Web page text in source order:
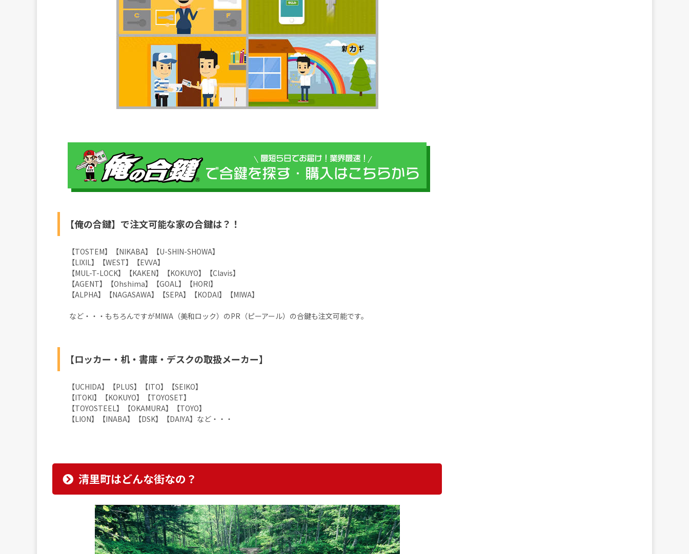
【俺の合鍵】で注文可能な家の合鍵は？！
【TOSTEM】【NIKABA】【U-SHIN-SHOWA】
【LIXIL】【WEST】【EVVA】
【MUL-T-LOCK】【KAKEN】【KOKUYO】【Clavis】
【AGENT】【Ohshima】【GOAL】【HORI】
【ALPHA】【NAGASAWA】【SEPA】【KODAI】【MIWA】
など・・・もちろんですがMIWA（美和ロック）のPR（ピーアール）の合鍵も注文可能です。
【ロッカー・机・書庫・デスクの取扱メーカー】
【UCHIDA】【PLUS】【ITO】【SEIKO】
【ITOKI】【KOKUYO】【TOYOSET】
【TOYOSTEEL】【OKAMURA】【TOYO】
【LION】【INABA】【DSK】【DAIYA】など・・・
清里町はどんな街なの？